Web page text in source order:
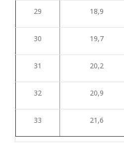
29 18,9
30 19,7
31 20,2
32 20,9
33 21,6